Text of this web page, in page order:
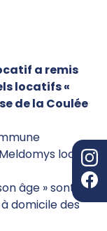
a remis
locatifs «
de la Coulée
locatif
âge » sont
domicile des